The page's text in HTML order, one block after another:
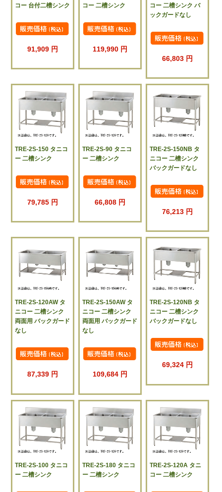
コー 台付二槽シンク
91,909 円
コー 二槽シンク
119,990 円
コー 二槽シンク バ
ックガードなし
66,803 円
TRE-2S-150 タニコ
ー 二槽シンク
79,785 円
TRE-2S-90 タニコ
ー 二槽シンク
66,808 円
TRE-2S-150NB タ
ニコー 二槽シンク
バックガードなし
76,213 円
TRE-2S-120AW タ
ニコー 二槽シンク
両面用 バックガード
なし
87,339 円
TRE-2S-150AW タ
ニコー 二槽シンク
両面用 バックガード
なし
109,684 円
TRE-2S-120NB タ
ニコー 二槽シンク
バックガードなし
69,324 円
TRE-2S-100 タニコ
ー 二槽シンク
TRE-2S-180 タニコ
ー 二槽シンク
TRE-2S-120A タニ
コー 二槽シンク